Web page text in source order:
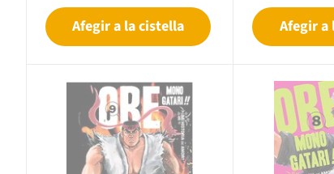
Afegir a la cistella Afegir a